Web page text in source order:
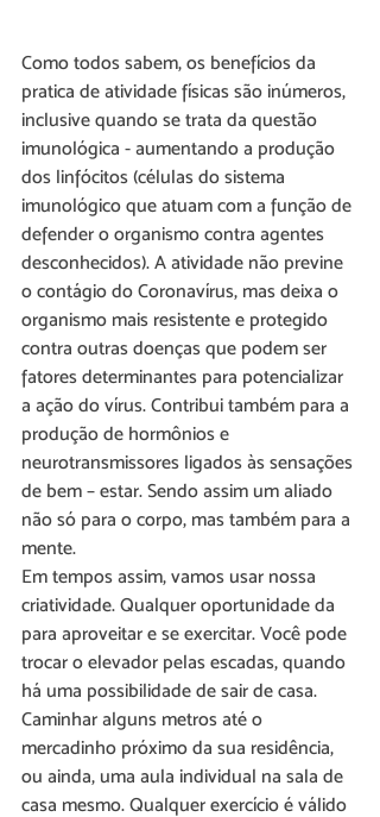
Como todos sabem, os benefícios da
pratica de atividade físicas são inúmeros,
inclusive quando se trata da questão
imunológica - aumentando a produção
dos linfócitos (células do sistema
imunológico que atuam com a função de
defender o organismo contra agentes
desconhecidos). A atividade não previne
o contágio do Coronavírus, mas deixa o
organismo mais resistente e protegido
contra outras doenças que podem ser
fatores determinantes para potencializar
a ação do vírus. Contribui também para a
produção de hormônios e
neurotransmissores ligados às sensações
de bem – estar. Sendo assim um aliado
não só para o corpo, mas também para a
mente.
Em tempos assim, vamos usar nossa
criatividade. Qualquer oportunidade da
para aproveitar e se exercitar. Você pode
trocar o elevador pelas escadas, quando
há uma possibilidade de sair de casa.
Caminhar alguns metros até o
mercadinho próximo da sua residência,
ou ainda, uma aula individual na sala de
casa mesmo. Qualquer exercício é válido